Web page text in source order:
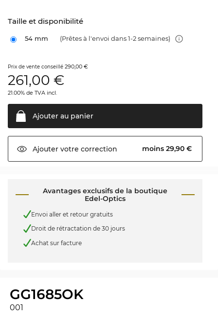
Taille et disponibilité
54 mm (Prêtes à l'envoi dans 1-2 semaines)
Prix de vente conseillé 290,00 €
261,00 €
21.00% de TVA incl.
Ajouter au panier
Ajouter votre correction moins 29,90 €
Avantages exclusifs de la boutique
Edel-Optics
Envoi aller et retour gratuits
Droit de rétractation de 30 jours
Achat sur facture
GG1685OK
001